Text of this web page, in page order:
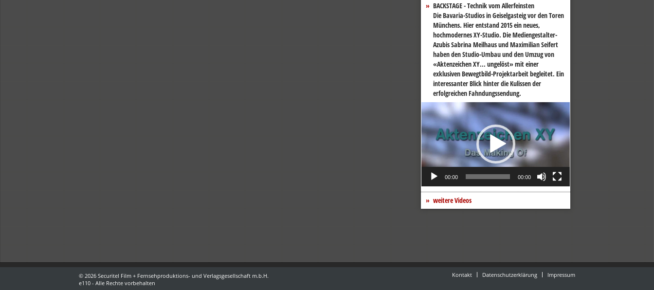
BACKSTAGE - Technik vom Allerfeinsten
Die Bavaria-Studios in Geiselgasteig vor den Toren
Münchens. Hier entstand 2015 ein neues,
hochmodernes XY-Studio. Die Mediengestalter-
Azubis Sabrina Meilhaus und Maximilian Seifert
haben den Studio-Umbau und den Umzug von
«Aktenzeichen XY... ungelöst» mit einer
exklusiven Bewegtbild-Projektarbeit begleitet. Ein
interessanter Blick hinter die Kulissen der
erfolgreichen Fahndungssendung.
Video-
Player
00:00 00:00
weitere Videos
© 2026 Securitel Film + Fernsehproduktions- und Verlagsgesellschaft m.b.H.
e110 - Alle Rechte vorbehalten
Kontakt Datenschutzerklärung Impressum